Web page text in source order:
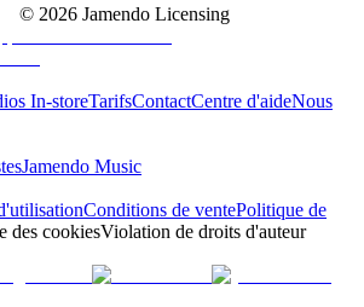
© 2026 Jamendo Licensing
In-storeTarifsContactCentre d'aideNous
Jamendo Music
Conditions de ventePolitique de
des cookiesViolation de droits d'auteur